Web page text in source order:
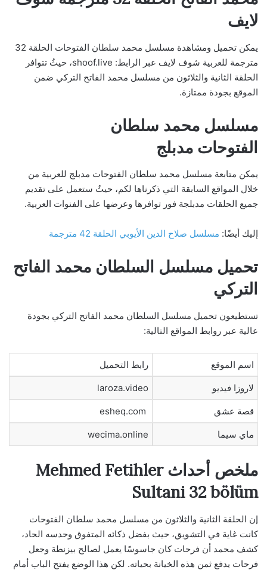
لايف
يمكن تحميل ومشاهدة مسلسل محمد سلطان الفتوحات الحلقة 32
مترجمة للعربية شوف لايف عبر الرابط: shoof.live، حيثُ تتوافر
الحلقة الثانية والثلاثون من مسلسل محمد الفاتح التركي ضمن
الموقع بجودة ممتازة.
مسلسل محمد سلطان
الفتوحات مدبلج
يمكن متابعة مسلسل محمد سلطان الفتوحات مدبلج للعربية من
خلال المواقع السابقة التي ذكرناها لكم، حيثُ ستعمل على تقديم
جميع الحلقات مدبلجة فور توافرها وعرضها على الفنوات العربية.
إليك أيضًا: مسلسل صلاح الدين الأيوبي الحلقة 42 مترجمة
تحميل مسلسل السلطان محمد الفاتح
التركي
تستطيعون تحميل مسلسل السلطان محمد الفاتح التركي بجودة
عالية عبر روابط المواقع التالية:
اسم الموقع رابط التحميل
لاروزا فيديو laroza.video
قصة عشق
ماي سيما wecima.online
ملخص أحداث Mehmed Fetihler
Sultani 32 bölüm
إن الحلقة الثانية والثلاثون من مسلسل محمد سلطان الفتوحات
كانت غاية في التشويق، حيث بفضل ذكائه المتفوق وحدسه الحاد،
كشف محمد أن فرحات كان جاسوسًا يعمل لصالح بيزنطة وجعل
فرحات يدفع ثمن هذه الخيانة بحياته. لكن هذا الوضع يفتح الباب أمام